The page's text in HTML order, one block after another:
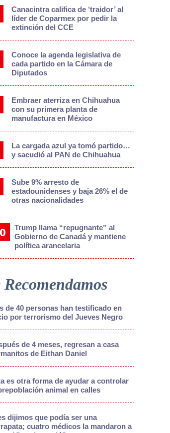
Canacintra califica de ‘traidor’ al
líder de Coparmex por pedir la
extinción del CCE
Conoce la agenda legislativa de
cada partido en la Cámara de
Diputados
Embraer aterriza en Chihuahua
con su primera planta de
manufactura en México
La cargada azul ya tomó partido…
y sacudió al PAN de Chihuahua
Sube 9% arresto de
estadounidenses y baja 26% el de
otras nacionalidades
Trump llama “repugnante” al
Gobierno de Canadá y mantiene
política arancelaria
Recomendamos
de 40 personas han testificado en
por terrorismo del Jueves Negro
de 4 meses, regresan a casa
de Eithan Daniel
es otra forma de ayudar a controlar
animal en calles
dijimos que podía ser una
cuatro médicos la mandaron a